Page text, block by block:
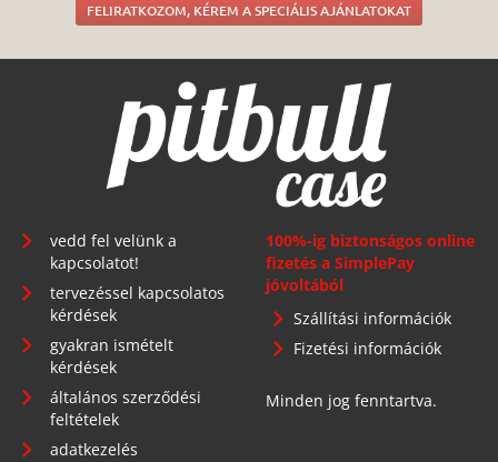
FELIRATKOZOM, KÉREM A SPECIÁLIS AJÁNLATOKAT
vedd fel velünk a
kapcsolatot!
tervezéssel kapcsolatos
kérdések
gyakran ismételt
kérdések
általános szerződési
feltételek
adatkezelés
100%-ig biztonságos online
fizetés a SimplePay
jóvoltából
Szállítási információk
Fizetési információk
Minden jog fenntartva.